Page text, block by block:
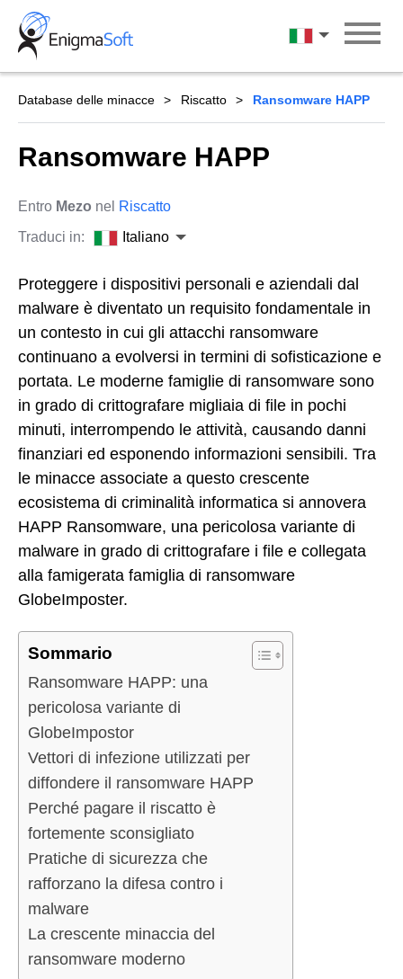
Skip
content
Italiano
Database delle minacce Riscatto Ransomware HAPP
Ransomware HAPP
Entro Mezo nel
Riscatto
Traduci in:
Italiano
Proteggere i dispositivi personali e aziendali dal
malware è diventato un requisito fondamentale in
un contesto in cui gli attacchi ransomware
continuano a evolversi in termini di sofisticazione e
portata. Le moderne famiglie di ransomware sono
in grado di crittografare migliaia di file in pochi
minuti, interrompendo le attività, causando danni
finanziari ed esponendo informazioni sensibili. Tra
le minacce associate a questo crescente
ecosistema di criminalità informatica si annovera
HAPP Ransomware, una pericolosa variante di
malware in grado di crittografare i file e collegata
alla famigerata famiglia di ransomware
GlobeImposter.
Sommario
Ransomware HAPP: una
pericolosa variante di
GlobeImpostor
Vettori di infezione utilizzati per
diffondere il ransomware HAPP
Perché pagare il riscatto è
fortemente sconsigliato
Pratiche di sicurezza che
rafforzano la difesa contro i
malware
La crescente minaccia del
ransomware moderno